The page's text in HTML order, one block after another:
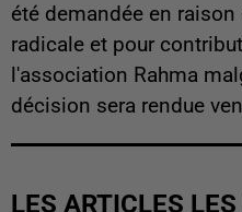
été demandée en raison
radicale et pour
l'association Rahma
décision sera rendue
LES ARTICLES